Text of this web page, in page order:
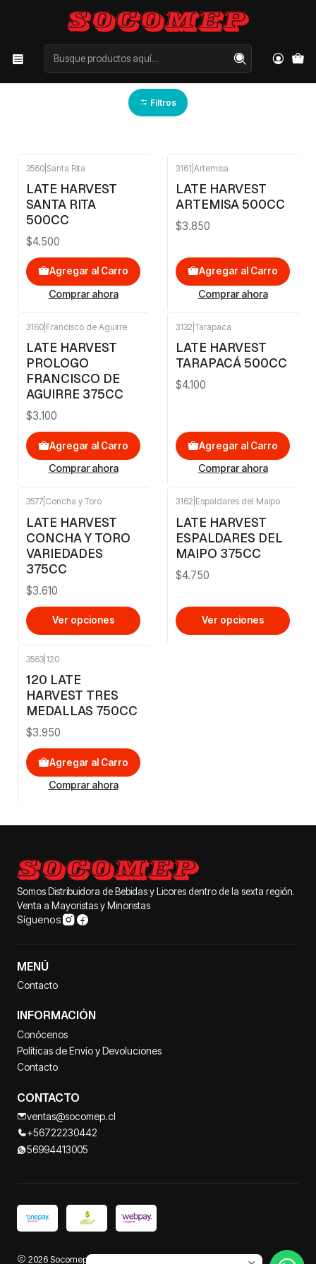
Inicio Categorías VINOS LATE HARVEST
LATE HARVEST
Filtros
3560 Santa Rita
LATE HARVEST
SANTA RITA
500CC
$4.500
Agregar al Carro
Comprar ahora
3161 Artemisa
LATE HARVEST
ARTEMISA 500CC
$3.850
Agregar al Carro
Comprar ahora
3160 Francisco de Aguirre
LATE HARVEST
PROLOGO
FRANCISCO DE
AGUIRRE 375CC
$3.100
Agregar al Carro
Comprar ahora
3132 Tarapaca
LATE HARVEST
TARAPACÁ 500CC
$4.100
Agregar al Carro
Comprar ahora
3577 Concha y Toro
LATE HARVEST
CONCHA Y TORO
VARIEDADES
375CC
$3.610
Ver opciones
3162 Espaldares del Maipo
LATE HARVEST
ESPALDARES DEL
MAIPO 375CC
$4.750
Ver opciones
3563 120
120 LATE
HARVEST TRES
MEDALLAS 750CC
$3.950
Agregar al Carro
Comprar ahora
Somos Distribuidora de Bebidas y Licores dentro de la sexta región.
Venta a Mayoristas y Minoristas
Síguenos
MENÚ
Contacto
INFORMACIÓN
Conócenos
Políticas de Envío y Devoluciones
Contacto
CONTACTO
ventas@socomep.cl
+56722230442
56994413005
2026 Socomep.